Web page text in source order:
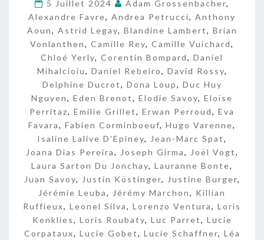
É
T
U
D
I
A
N
T
.
E
S
5 Juillet 2024 Adam Grossenbacher,
Alexandre Favre, Andrea Petrucci, Anthony
Aoun, Astrid Legay, Blandine Lambert, Brian
Vonlanthen, Camille Rey, Camille Vuichard,
Chloé Yerly, Corentin Bompard, Daniel
Mihalcioiu, Daniel Rebeiro, David Rossy,
Delphine Ducrot, Dona Loup, Duc Huy
Nguyen, Eden Brenot, Elodie Savoy, Eloïse
Perritaz, Emilie Grillet, Erwan Perroud, Eva
Favara, Fabien Corminboeuf, Hugo Varenne,
Isaline Lalive D'Epiney, Jean-Marc Spat,
Joana Dias Pereira, Joseph Girma, Joël Vogt,
Laura Sarton Du Jonchay, Lauranne Bonte,
Juan Savoy, Justin Köstinger, Justine Burger,
Jérémie Leuba, Jérémy Marchon, Killian
Ruffieux, Leonel Silva, Lorenzo Ventura, Loris
Kenklies, Loris Roubaty, Luc Parret, Lucie
Corpataux, Lucie Gobet, Lucie Schaffner, Léa